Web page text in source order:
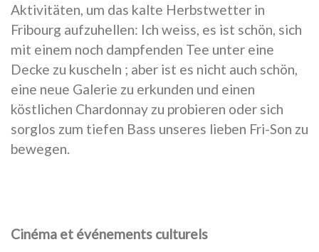
Aktivitäten, um das kalte Herbstwetter in
Fribourg aufzuhellen: Ich weiss, es ist schön, sich
mit einem noch dampfenden Tee unter eine
Decke zu kuscheln ; aber ist es nicht auch schön,
eine neue Galerie zu erkunden und einen
köstlichen Chardonnay zu probieren oder sich
sorglos zum tiefen Bass unseres lieben Fri-Son zu
bewegen.
Cinéma et événements culturels